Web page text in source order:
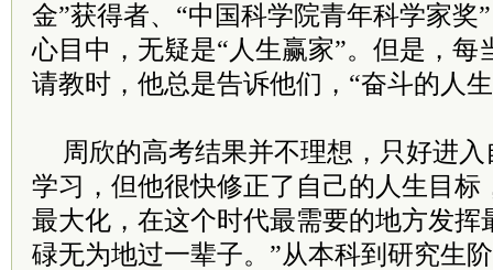
金”获得者、“中国科学院青年科学家奖
心目中，无疑是“人生赢家”。但是，每
请教时，他总是告诉他们，“奋斗的人
周欣的高考结果并不理想，只好进
学习，但他很快修正了自己的人生目标
最大化，在这个时代最需要的地方发挥
碌无为地过一辈子。”从本科到研究生